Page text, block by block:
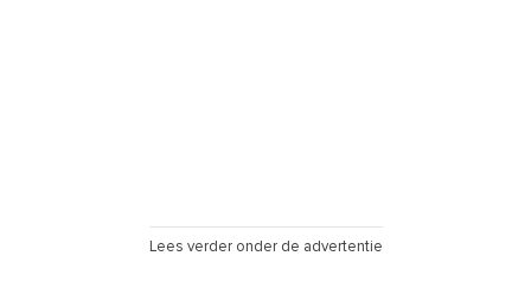
Lees verder onder de advertentie